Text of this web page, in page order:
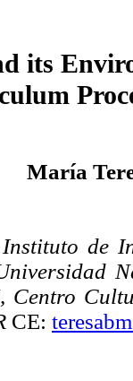
its
María
de
Centro
CE: